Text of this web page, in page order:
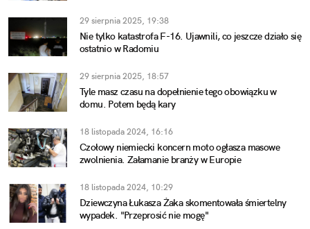
29 sierpnia 2025, 19:38
Nie tylko katastrofa F-16. Ujawnili, co jeszcze działo się
ostatnio w Radomiu
29 sierpnia 2025, 18:57
Tyle masz czasu na dopełnienie tego obowiązku w
domu. Potem będą kary
18 listopada 2024, 16:16
Czołowy niemiecki koncern moto ogłasza masowe
zwolnienia. Załamanie branży w Europie
18 listopada 2024, 10:29
Dziewczyna Łukasza Żaka skomentowała śmiertelny
wypadek. "Przeprosić nie mogę"